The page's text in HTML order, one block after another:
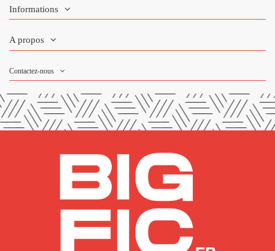
Informations
A propos
Contactez-nous